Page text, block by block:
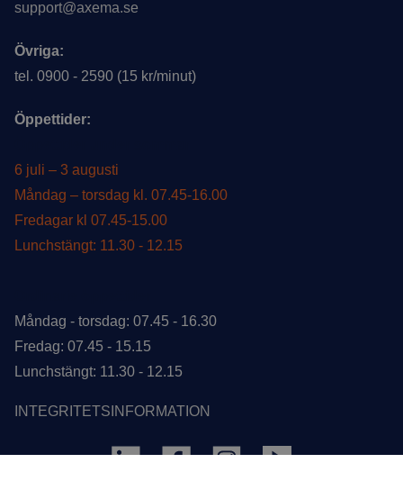
support@axema.se
Övriga:
tel. 0900 - 2590 (15 kr/minut)
Öppettider:
6 juli – 3 augusti
Måndag – torsdag kl. 07.45-16.00
Fredagar kl 07.45-15.00
Lunchstängt: 11.30 - 12.15
Måndag - torsdag: 07.45 - 16.30
Fredag: 07.45 - 15.15
Lunchstängt: 11.30 - 12.15
INTEGRITETSINFORMATION